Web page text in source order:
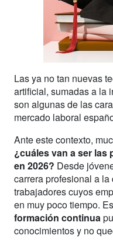
Las ya no tan nuevas
artificial, sumadas a la
son algunas de las
mercado laboral
Ante este contexto,
¿cuáles van a ser las
en 2026? Desde
carrera profesional a
trabajadores cuyos
en muy poco tiempo.
formación continua
conocimientos y no